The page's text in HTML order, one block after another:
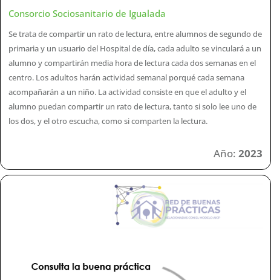
Consorcio Sociosanitario de Igualada
Se trata de compartir un rato de lectura, entre alumnos de segundo de
primaria y un usuario del Hospital de día, cada adulto se vinculará a un
alumno y compartirán media hora de lectura cada dos semanas en el
centro. Los adultos harán actividad semanal porqué cada semana
acompañarán a un niño. La actividad consiste en que el adulto y el
alumno puedan compartir un rato de lectura, tanto si solo lee uno de
los dos, y el otro escucha, como si comparten la lectura.
Año: 2023